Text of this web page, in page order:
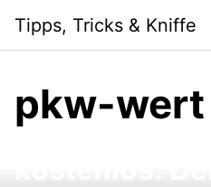
content
Tipps, Tricks & Kniffe
pkw-wert
Schwacke